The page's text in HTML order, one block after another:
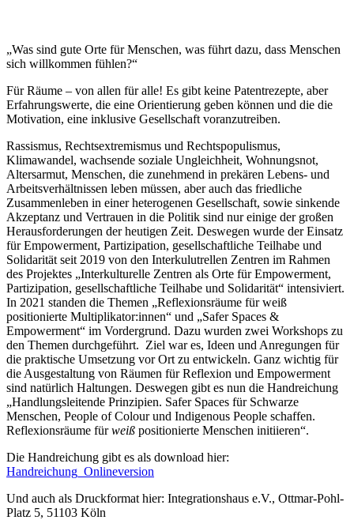
„Was sind gute Orte für Menschen, was führt dazu, dass Menschen
sich willkommen fühlen?“
Für Räume – von allen für alle! Es gibt keine Patentrezepte, aber
Erfahrungswerte, die eine Orientierung geben können und die die
Motivation, eine inklusive Gesellschaft voranzutreiben.
Rassismus, Rechtsextremismus und Rechtspopulismus,
Klimawandel, wachsende soziale Ungleichheit, Wohnungsnot,
Altersarmut, Menschen, die zunehmend in prekären Lebens- und
Arbeitsverhältnissen leben müssen, aber auch das friedliche
Zusammenleben in einer heterogenen Gesellschaft, sowie sinkende
Akzeptanz und Vertrauen in die Politik sind nur einige der großen
Herausforderungen der heutigen Zeit. Deswegen wurde der Einsatz
für Empowerment, Partizipation, gesellschaftliche Teilhabe und
Solidarität seit 2019 von den Interkulutrellen Zentren im Rahmen
des Projektes „Interkulturelle Zentren als Orte für Empowerment,
Partizipation, gesellschaftliche Teilhabe und Solidarität“ intensiviert.
In 2021 standen die Themen „Reflexionsräume für weiß
positionierte Multiplikator:innen“ und „Safer Spaces &
Empowerment“ im Vordergrund. Dazu wurden zwei Workshops zu
den Themen durchgeführt. Ziel war es, Ideen und Anregungen für
die praktische Umsetzung vor Ort zu entwickeln. Ganz wichtig für
die Ausgestaltung von Räumen für Reflexion und Empowerment
sind natürlich Haltungen. Deswegen gibt es nun die Handreichung
„Handlungsleitende Prinzipien. Safer Spaces für Schwarze
Menschen, People of Colour und Indigenous People schaffen.
Reflexionsräume fürweiß positionierte Menschen initiieren“.
Die Handreichung gibt es als download hier:
Handreichung_Onlineversion
Und auch als Druckformat hier: Integrationshaus e.V., Ottmar-Pohl-
Platz 5, 51103 Köln